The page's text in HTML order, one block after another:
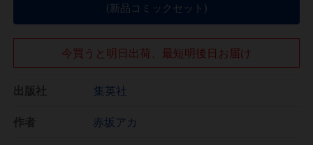
(新品コミックセット)
今買うと明日出荷、最短明後日お届け
集英社
赤坂アカ